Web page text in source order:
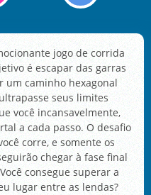
jogo de corrida
é escapar das garras
um caminho hexagonal
seus limites
você incansavelmente,
a cada passo. O desafio
corre, e somente os
chegar à fase final
consegue superar a
lugar entre as lendas?